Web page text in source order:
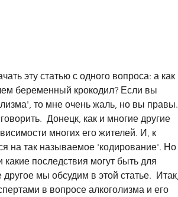
эту статью с одного вопроса: а как
беременный крокодил? Если вы
то мне очень жаль, но вы правы.
Донецк, как и многие другие
многих его жителей. И, к
на так называемое 'кодирование'. Но
какие последствия могут быть для
мы обсудим в этой статье.  Итак,
в вопросе алкоголизма и его